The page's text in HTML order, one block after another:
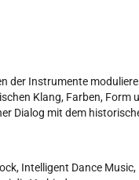
der Instrumente
Klang, Farben, Form
Dialog mit dem
Intelligent Dance